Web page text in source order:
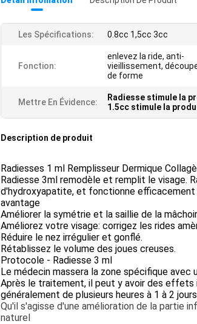
Les Spécifications: 0.8cc 1,5cc 3cc
Fonction:
enlevez la ride, anti-
vieillissement,
de forme
Mettre En Évidence: Radiesse stimule la
1.5cc stimule la
Description de produit
Radiesses 1 ml Remplisseur Dermique
Radiesse 3ml remodèle et remplit le visage.
d'hydroxyapatite, et fonctionne efficacement
avantage
Améliorer la symétrie et la saillie de la
Améliorez votre visage: corrigez les rides
Réduire le nez irrégulier et gonflé.
Rétablissez le volume des joues creuses.
Protocole - Radiesse 3 ml
Le médecin massera la zone spécifique
Après le traitement, il peut y avoir des effets
généralement de plusieurs heures à 1 à 2
Qu'il s'agisse d'une amélioration de la partie
naturel